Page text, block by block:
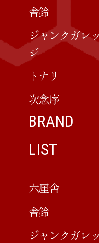
舎鈴
ジャンクガレッ
ジ
トナリ
次念序
BRAND
LIST
六厘舎
舎鈴
ジャンクガレッ